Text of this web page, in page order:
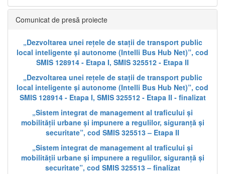
Comunicat de presă proiecte
„Dezvoltarea unei rețele de stații de transport public
local inteligente și autonome (Intelli Bus Hub Net)”, cod
SMIS 128914 - Etapa I, SMIS 325512 - Etapa II
„Dezvoltarea unei rețele de stații de transport public
local inteligente și autonome (Intelli Bus Hub Net)”, cod
SMIS 128914 - Etapa I, SMIS 325512 - Etapa II - finalizat
„Sistem integrat de management al traficului și
mobilității urbane și impunere a regulilor, siguranță și
securitate”, cod SMIS 325513 – Etapa II
„Sistem integrat de management al traficului și
mobilității urbane și impunere a regulilor, siguranță și
securitate”, cod SMIS 325513 – finalizat